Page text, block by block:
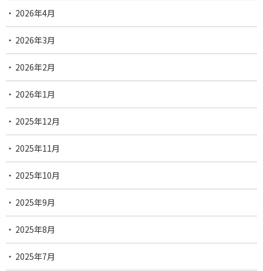
2026年4月
2026年3月
2026年2月
2026年1月
2025年12月
2025年11月
2025年10月
2025年9月
2025年8月
2025年7月